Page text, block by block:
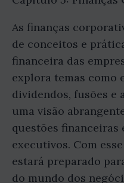
As finanças
de conceitos e
financeira das
explora temas como
dividendos, fusões e
uma visão
questões financeiras
executivos. Com
estará preparado
do mundo dos